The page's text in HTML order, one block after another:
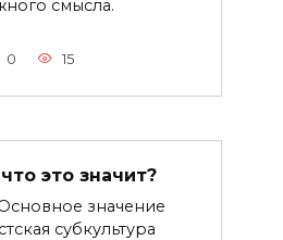
смысла.
0 15
это значит?
значение
субкультура